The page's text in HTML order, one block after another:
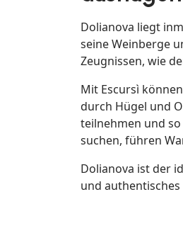
Dolianova liegt
seine Weinberge
Zeugnissen, wie
Mit Escursì
durch Hügel und
teilnehmen und
suchen, führen
Dolianova ist der
und